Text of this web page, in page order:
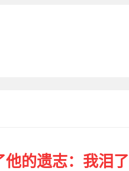
的遗志：我泪了